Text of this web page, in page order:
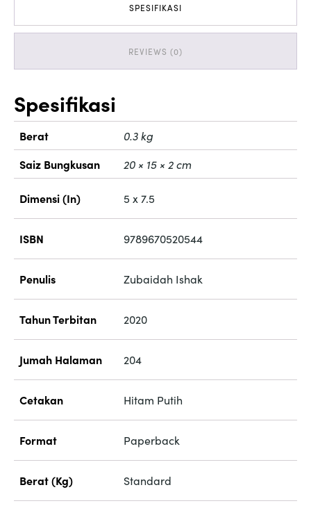
SPESIFIKASI
REVIEWS (0)
Spesifikasi
Berat
0.3 kg
Saiz Bungkusan
20 × 15 × 2 cm
Dimensi (In) 5 x 7.5
ISBN 9789670520544
Penulis Zubaidah Ishak
Tahun Terbitan 2020
Jumah Halaman 204
Cetakan Hitam Putih
Format Paperback
Berat (Kg) Standard